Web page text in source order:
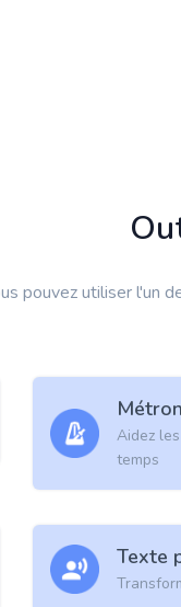
pouvez utiliser l'un
Aidez
temps
Texte